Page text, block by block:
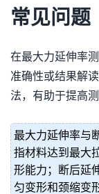
常见问题
在最大力延伸率
准确性或结果解
法，有助于提高
最大力延伸率与
指材料达到最大
形能力；断后延
匀变形和颈缩变